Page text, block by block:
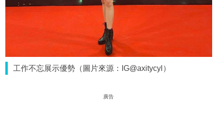
工作不忘展示優勢（圖片來源：IG@axitycyl）
廣告